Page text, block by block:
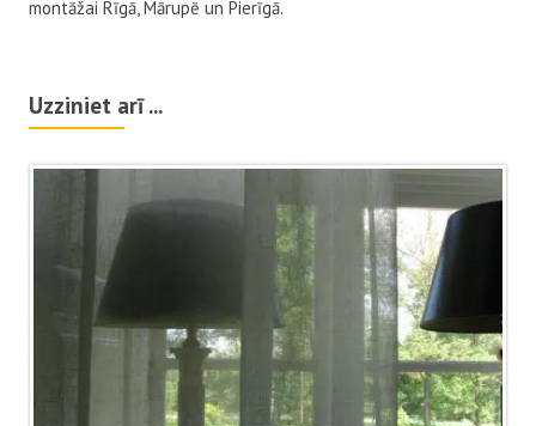
montāžai Rīgā, Mārupē un Pierīgā.
Uzziniet arī ...